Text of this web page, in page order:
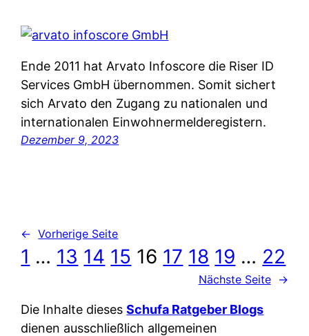
Ende 2011 hat Arvato Infoscore die Riser ID
Services GmbH übernommen. Somit sichert
sich Arvato den Zugang zu nationalen und
internationalen Einwohnermelderegistern.
Dezember 9, 2023
← Vorherige Seite
1 … 13 14 15 16 17 18 19 … 22
Nächste Seite →
Die Inhalte diesesSchufa Ratgeber Blogs
dienen ausschließlich allgemeinen